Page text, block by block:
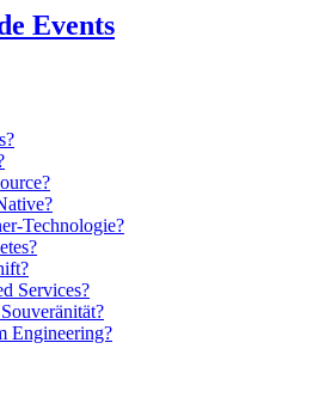
Events
Technologie?
Services?
Engineering?